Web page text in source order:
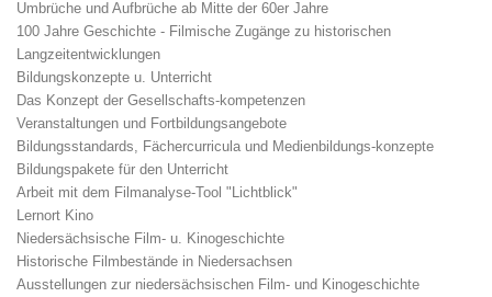
Umbrüche und Aufbrüche ab Mitte der 60er Jahre
100 Jahre Geschichte - Filmische Zugänge zu historischen
Langzeitentwicklungen
Bildungskonzepte u. Unterricht
Das Konzept der Gesellschafts-kompetenzen
Veranstaltungen und Fortbildungsangebote
Bildungsstandards, Fächercurricula und Medienbildungs-konzepte
Bildungspakete für den Unterricht
Arbeit mit dem Filmanalyse-Tool "Lichtblick"
Lernort Kino
Niedersächsische Film- u. Kinogeschichte
Historische Filmbestände in Niedersachsen
Ausstellungen zur niedersächsischen Film- und Kinogeschichte